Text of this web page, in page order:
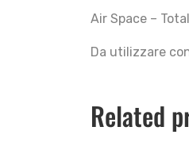
Air Space –
Da utilizzare
Related